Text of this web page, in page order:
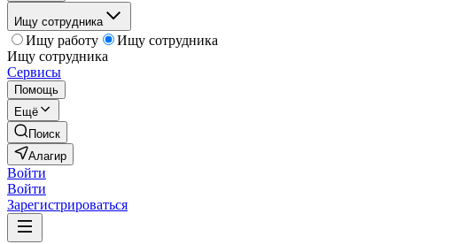
Ищу сотрудника
Ищу работу
Ищу сотрудника
Ищу сотрудника
Сервисы
Помощь
Ещё
Поиск
Алагир
Войти
Войти
Зарегистрироваться